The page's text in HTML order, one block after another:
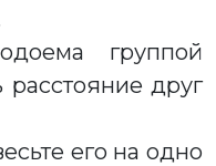
группой
друг
его на одно